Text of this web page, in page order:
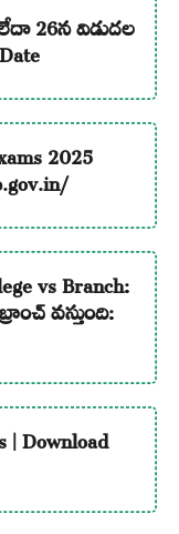
26న విడుదల
2025
vs Branch:
వస్తుంది:
| Download